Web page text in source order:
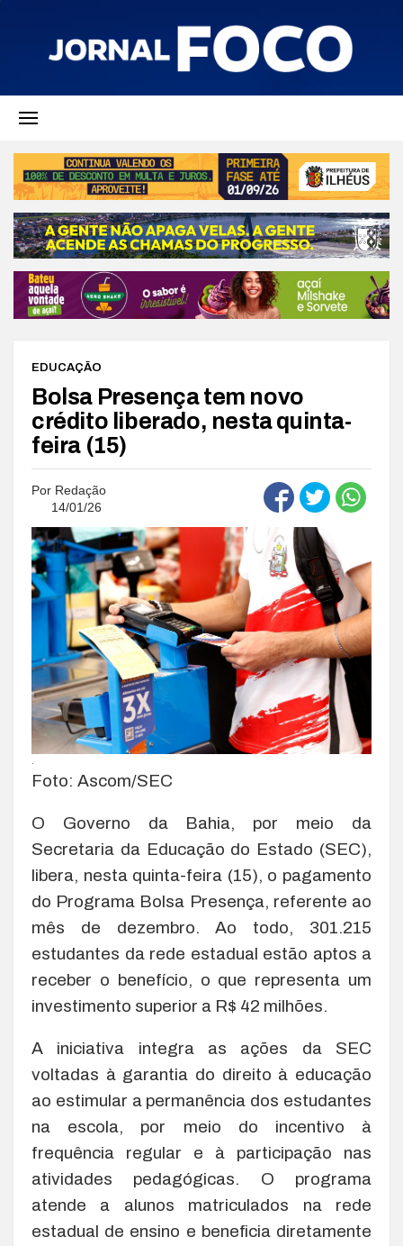
EDUCAÇÃO
Bolsa Presença tem novo
crédito liberado, nesta quinta-
feira (15)
Por Redação
14/01/26
Foto: Ascom/SEC
O Governo da Bahia, por meio da
Secretaria da Educação do Estado (SEC),
libera, nesta quinta-feira (15), o pagamento
do Programa Bolsa Presença, referente ao
mês de dezembro. Ao todo, 301.215
estudantes da rede estadual estão aptos a
receber o benefício, o que representa um
investimento superior a R$ 42 milhões.
A iniciativa integra as ações da SEC
voltadas à garantia do direito à educação
ao estimular a permanência dos estudantes
na escola, por meio do incentivo à
frequência regular e à participação nas
atividades pedagógicas. O programa
atende a alunos matriculados na rede
estadual de ensino e beneficia diretamente